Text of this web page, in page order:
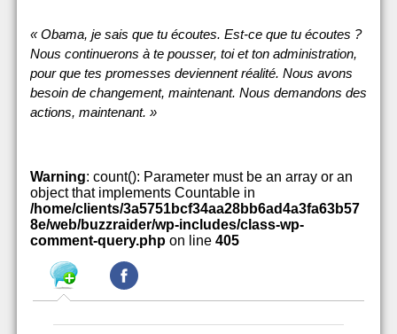
« Obama, je sais que tu écoutes. Est-ce que tu écoutes ?
Nous continuerons à te pousser, toi et ton administration,
pour que tes promesses deviennent réalité. Nous avons
besoin de changement, maintenant. Nous demandons des
actions, maintenant. »
Warning: count(): Parameter must be an array or an
object that implements Countable in
/home/clients/3a5751bcf34aa28bb6ad4a3fa63b57
8e/web/buzzraider/wp-includes/class-wp-
comment-query.php on line 405